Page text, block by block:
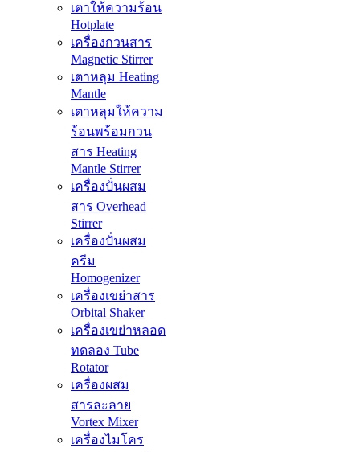
เตาให้ความร้อน
Hotplate
เครื่องกวนสาร
Magnetic Stirrer
เตาหลุม Heating
Mantle
เตาหลุมให้ความ
ร้อนพร้อมกวน
สาร Heating
Mantle Stirrer
เครื่องปั่นผสม
สาร Overhead
Stirrer
เครื่องปั่นผสม
ครีม
Homogenizer
เครื่องเขย่าสาร
Orbital Shaker
เครื่องเขย่าหลอด
ทดลอง Tube
Rotator
เครื่องผสม
สารละลาย
Vortex Mixer
เครื่องไมโคร